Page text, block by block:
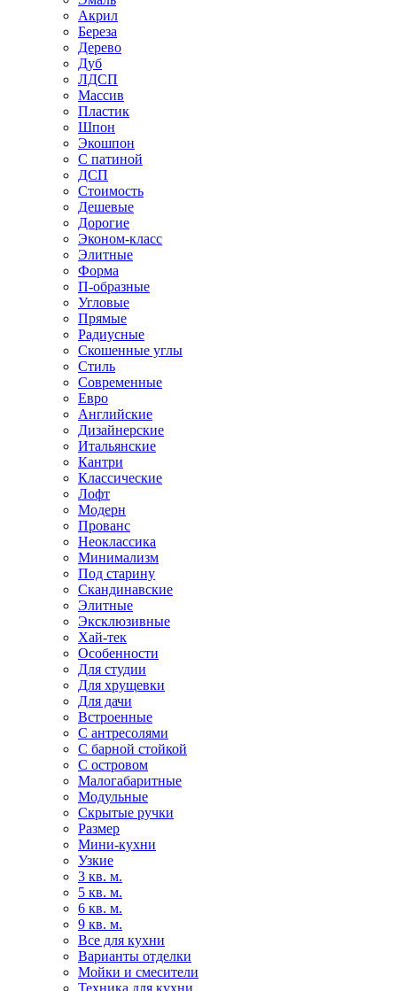
Акрил
Береза
Дерево
Дуб
ЛДСП
Массив
Пластик
Шпон
Экошпон
С патиной
ДСП
Стоимость
Дешевые
Дорогие
Эконом-класс
Элитные
Форма
П-образные
Угловые
Прямые
Радиусные
Скошенные углы
Стиль
Современные
Евро
Английские
Дизайнерские
Итальянские
Кантри
Классические
Лофт
Модерн
Прованс
Неоклассика
Минимализм
Под старину
Скандинавские
Элитные
Эксклюзивные
Хай-тек
Особенности
Для студии
Для хрущевки
Для дачи
Встроенные
С антресолями
С барной стойкой
С островом
Малогабаритные
Модульные
Скрытые ручки
Размер
Мини-кухни
Узкие
3 кв. м.
5 кв. м.
6 кв. м.
9 кв. м.
Все для кухни
Варианты отделки
Мойки и смесители
Техника для кухни